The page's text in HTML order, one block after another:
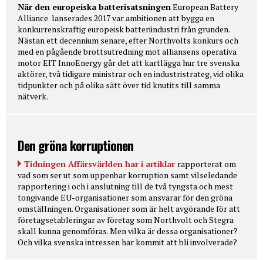
När den europeiska batterisatsningenEuropean Battery
Alliance lanserades 2017 var ambitionen att bygga en
konkurrenskraftig europeisk batteriindustri från grunden.
Nästan ett decennium senare, efter Northvolts konkurs och
med en pågående brottsutredning mot alliansens operativa
motor EIT InnoEnergy går det att kartlägga hur tre svenska
aktörer, två tidigare ministrar och en industristrateg, vid olika
tidpunkter och på olika sätt över tid knutits till samma
nätverk.
Den gröna korruptionen
Tidningen Affärsvärlden har i artiklar rapporterat om
vad som ser ut som uppenbar korruption samt vilseledande
rapportering i och i anslutning till de två tyngsta och mest
tongivande EU-organisationer som ansvarar för den gröna
omställningen. Organisationer som är helt avgörande för att
företagsetableringar av företag som Northvolt och Stegra
skall kunna genomföras. Men vilka är dessa organisationer?
Och vilka svenska intressen har kommit att bli involverade?